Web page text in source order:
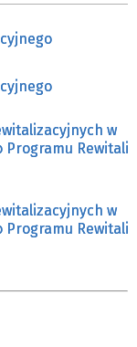
w
Programu
w
Programu